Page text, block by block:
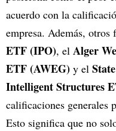
acuerdo con la
empresa. Además, otros
ETF (IPO), el Alger
ETF (AWEG) y el
Intelligent Structures
calificaciones generales
Esto significa que no